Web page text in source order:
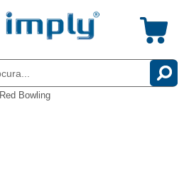
Red Bowling